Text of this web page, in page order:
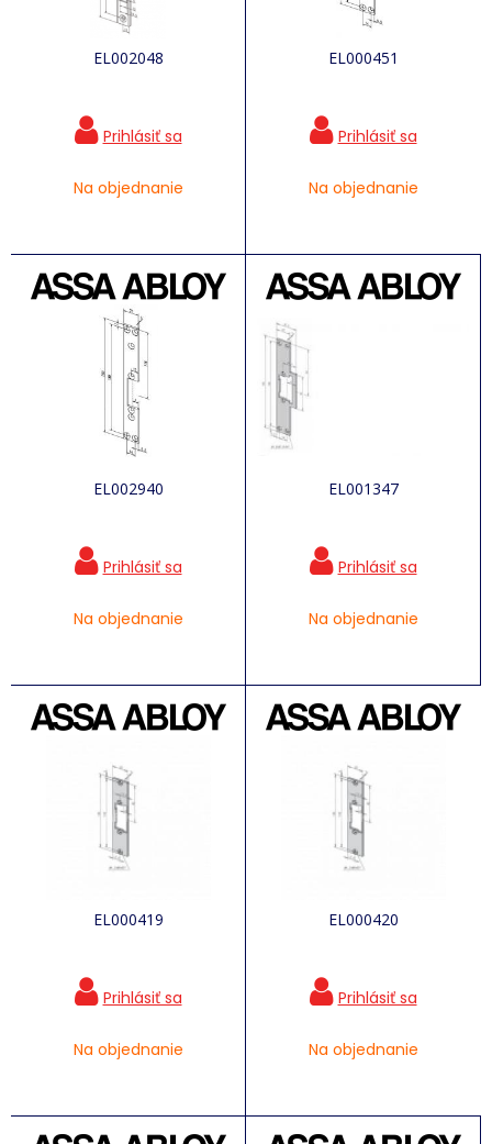
EL002048
Na objednanie
EL000451
Na objednanie
EL002940
Na objednanie
EL001347
Na objednanie
EL000419
Na objednanie
EL000420
Na objednanie